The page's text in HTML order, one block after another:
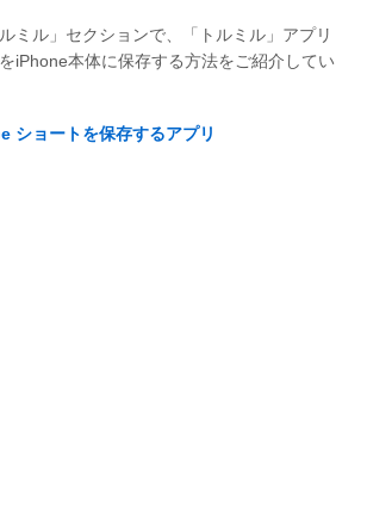
ミル」セクションで、「トルミル」アプリ
iPhone本体に保存する方法をご紹介してい
ショートを保存するアプリ